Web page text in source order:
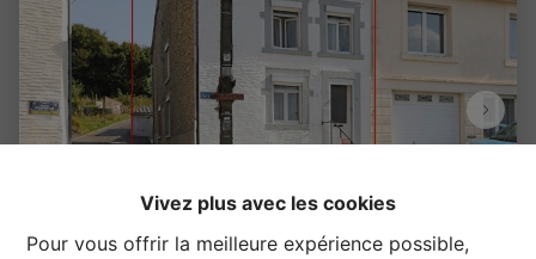
Vivez plus avec les cookies
Pour vous offrir la meilleure expérience possible,